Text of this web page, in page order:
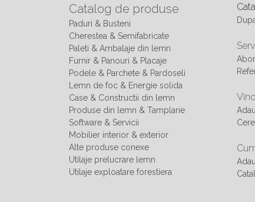
Catalog de produse
Paduri & Busteni
Cherestea & Semifabricate
Paleti & Ambalaje din lemn
Furnir & Panouri & Placaje
Podele & Parchete & Pardoseli
Lemn de foc & Energie solida
Case & Constructii din lemn
Produse din lemn & Tamplarie
Software & Servicii
Mobilier interior & exterior
Alte produse conexe
Utilaje prelucrare lemn
Utilaje exploatare forestiera